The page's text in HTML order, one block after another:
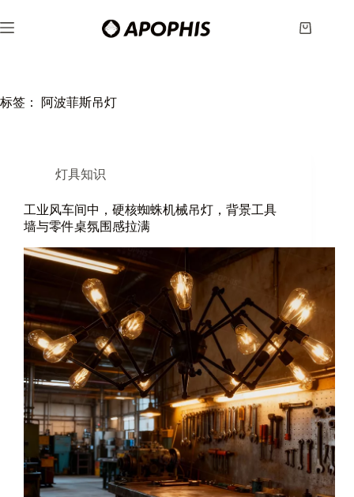
至
购
标签： 阿波菲斯吊灯
灯具知识
工业风车间中，硬核蜘蛛机械吊灯，背景工具
墙与零件桌氛围感拉满